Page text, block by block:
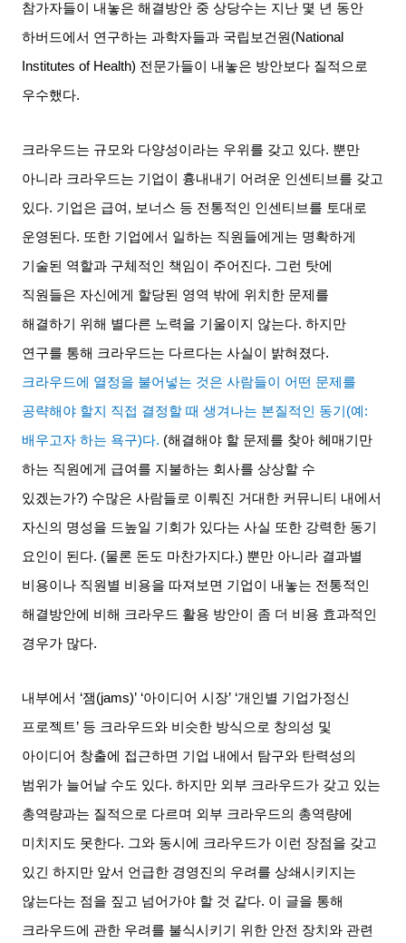
참가자들이 내놓은 해결방안 중 상당수는 지난 몇 년 동안
하버드에서 연구하는 과학자들과 국립보건원 (National
Institutes of Health) 전문가들이 내놓은 방안보다 질적으로
우수했다.
크라우드는 규모와 다양성이라는 우위를 갖고 있다. 뿐만
아니라 크라우드는 기업이 흉내내기 어려운 인센티브를 갖고
있다. 기업은 급여 , 보너스 등 전통적인 인센티브를 토대로
운영된다. 또한 기업에서 일하는 직원들에게는 명확하게
기술된 역할과 구체적인 책임이 주어진다. 그런 탓에
직원들은 자신에게 할당된 영역 밖에 위치한 문제를
해결하기 위해 별다른 노력을 기울이지 않는다.하지만
연구를 통해 크라우드는 다르다는 사실이 밝혀졌다.
크라우드에 열정을 불어넣는 것은 사람들이 어떤 문제를
공략해야 할지 직접 결정할 때 생겨나는 본질적인 동기 (예 :
배우고자 하는 욕구)다. (해결해야 할 문제를 찾아 헤매기만
하는 직원에게 급여를 지불하는 회사를 상상할 수
있겠는가?) 수많은 사람들로 이뤄진 거대한 커뮤니티 내에서
자신의 명성을 드높일 기회가 있다는 사실 또한 강력한 동기
요인이 된다. (물론 돈도 마찬가지다.) 뿐만 아니라 결과별
비용이나 직원별 비용을 따져보면 기업이 내놓는 전통적인
해결방안에 비해 크라우드 활용 방안이 좀 더 비용 효과적인
경우가 많다.
내부에서 ‘잼(jams)’ ‘아이디어 시장’ ‘개인별 기업가정신
프로젝트’ 등 크라우드와 비슷한 방식으로 창의성 및
아이디어 창출에 접근하면 기업 내에서 탐구와 탄력성의
범위가 늘어날 수도 있다.하지만 외부 크라우드가 갖고 있는
총역량과는 질적으로 다르며 외부 크라우드의 총역량에
미치지도 못한다. 그와 동시에 크라우드가 이런 장점을 갖고
있긴 하지만 앞서 언급한 경영진의 우려를 상쇄시키지는
않는다는 점을 짚고 넘어가야 할 것 같다. 이 글을 통해
크라우드에 관한 우려를 불식시키기 위한 안전 장치와 관련